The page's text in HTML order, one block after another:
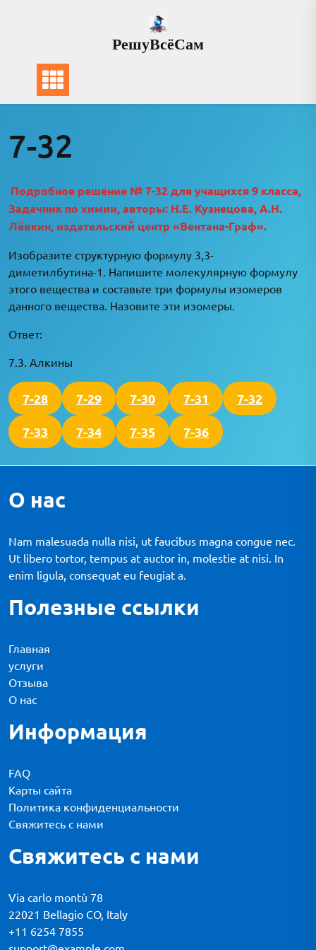
РешуВсёСам
7-32
Подробное решение № 7-32 для учащихся 9 класса,
Задачник по химии, авторы: Н.Е. Кузнецова, А.Н.
Лёвкин, издательский центр «Вентана-Граф».
Изобразите структурную формулу 3,3-
диметилбутина-1. Напишите молекулярную формулу
этого вещества и составьте три формулы изомеров
данного вещества. Назовите эти изомеры.
Ответ:
7.3. Алкины
7-28 7-29 7-30 7-31 7-32
7-33 7-34 7-35 7-36
О нас
Nam malesuada nulla nisi, ut faucibus magna congue nec.
Ut libero tortor, tempus at auctor in, molestie at nisi. In
enim ligula, consequat eu feugiat a.
Полезные ссылки
Главная
услуги
Отзыва
О нас
Информация
FAQ
Карты сайта
Политика конфиденциальности
Свяжитесь с нами
Свяжитесь с нами
Via carlo montù 78
22021 Bellagio CO, Italy
+11 6254 7855